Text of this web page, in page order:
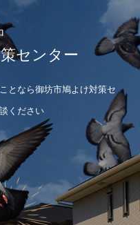
センター
となら御坊市鳩よけ対策セ
ください